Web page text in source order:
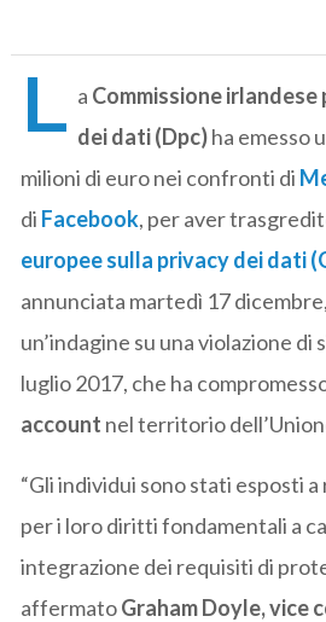
L a Commissione
dei dati (Dpc)ha emesso
milioni di euro nei confronti di
di Facebook, per aver
europee sulla privacy dei dati
annunciata martedì 17
un’indagine su una violazione di
luglio 2017, che ha
account nel territorio
“Gli individui sono stati esposti
per i loro diritti fondamentali a
integrazione dei requisiti di
affermatoGraham Doyle, vice